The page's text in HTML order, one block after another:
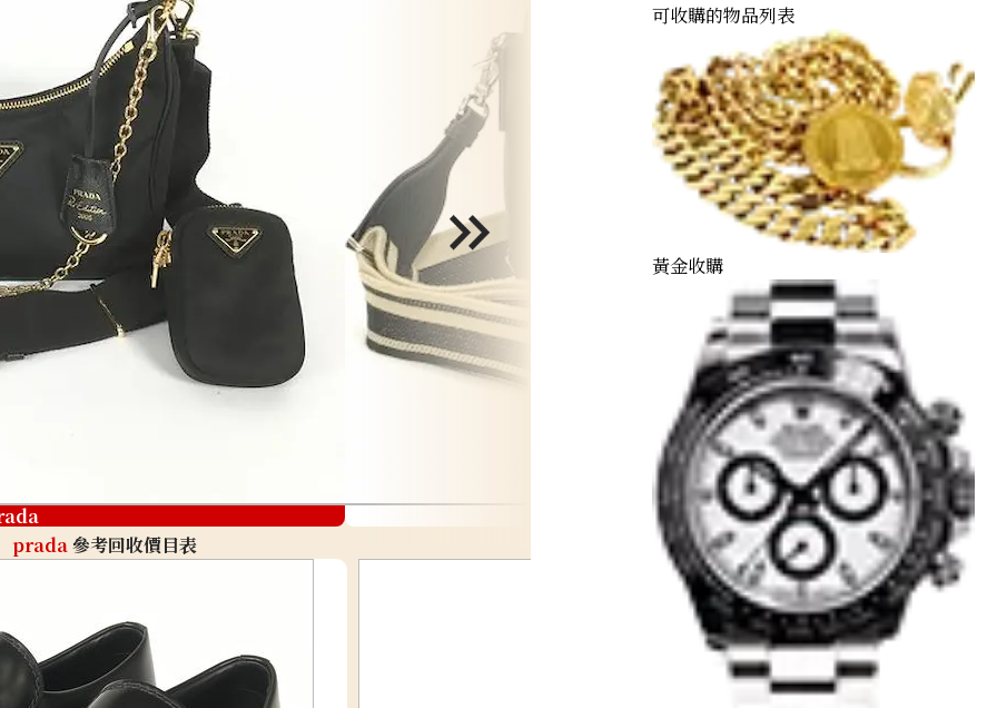
prada-bag
prada參考回收價目表
可收購的物品列表
黃金收購